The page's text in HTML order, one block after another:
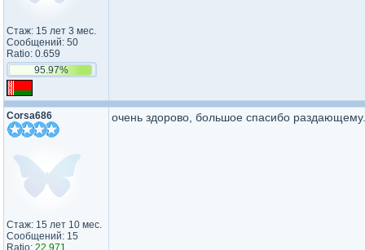
Стаж: 15 лет 3 мес.
Сообщений: 50
Ratio: 0.659
95.97%
Corsa686
Стаж: 15 лет 10 мес.
Сообщений: 15
Ratio: 22.971
очень здорово, большое спасибо раздающему.